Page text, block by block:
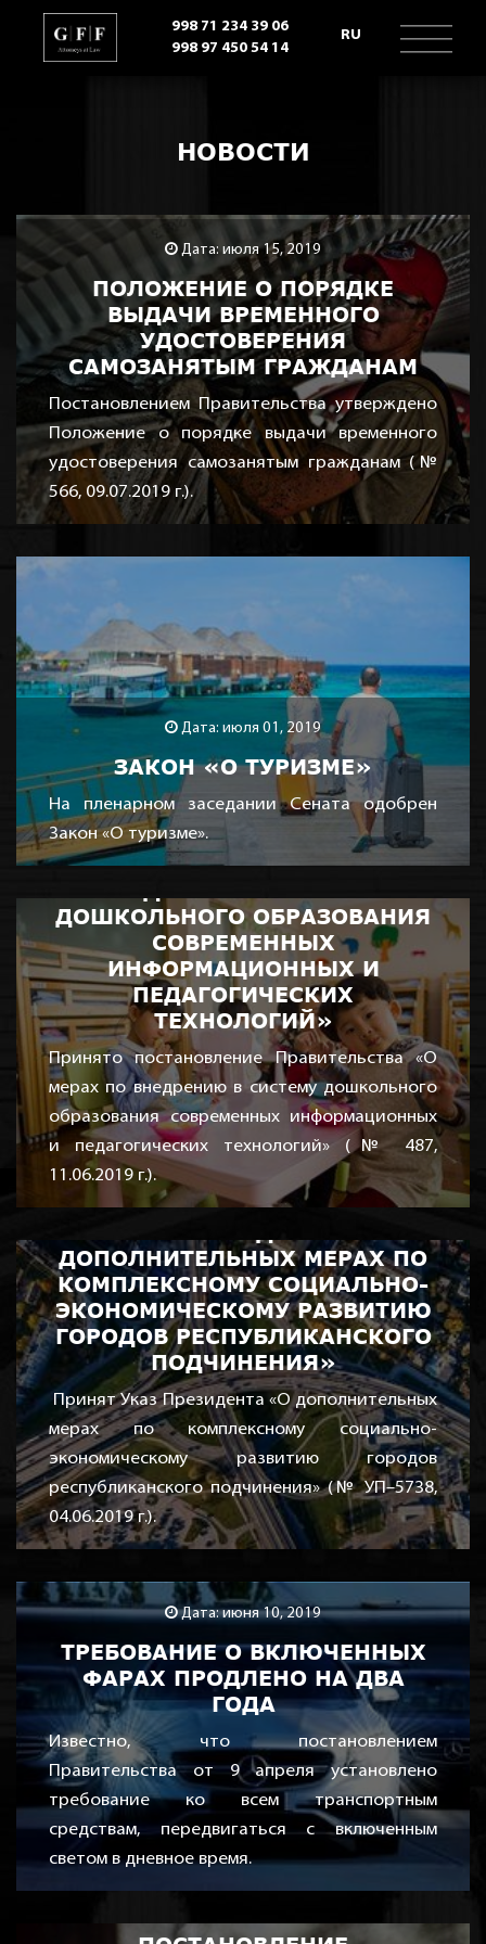
998 71 234 39 06
998 97 450 54 14
RU
НОВОСТИ
Дата: июля 15, 2019
ПОЛОЖЕНИЕ О ПОРЯДКЕ
ВЫДАЧИ ВРЕМЕННОГО
УДОСТОВЕРЕНИЯ
САМОЗАНЯТЫМ ГРАЖДАНАМ
Постановлением Правительства утверждено
Положение о порядке выдачи временного
удостоверения самозанятым гражданам (№
566, 09.07.2019 г.).
Дата: июля 01, 2019
ЗАКОН «О ТУРИЗМЕ»
На пленарном заседании Сената одобрен
Закон «О туризме».
Дата: июня 24, 2019
ПОСТАНОВЛЕНИЕ
ПРАВИТЕЛЬСТВА «О МЕРАХ ПО
ДОШКОЛЬНОГО ОБРАЗОВАНИЯ
СОВРЕМЕННЫХ
ИНФОРМАЦИОННЫХ И
ПЕДАГОГИЧЕСКИХ
ТЕХНОЛОГИЙ»
Принято постановление Правительства «О
мерах по внедрению в систему дошкольного
образования современных информационных
и педагогических технологий» (№ 487,
11.06.2019 г.).
Дата: июня 17, 2019
ДОПОЛНИТЕЛЬНЫХ МЕРАХ ПО
КОМПЛЕКСНОМУ СОЦИАЛЬНО-
ЭКОНОМИЧЕСКОМУ РАЗВИТИЮ
ГОРОДОВ РЕСПУБЛИКАНСКОГО
ПОДЧИНЕНИЯ»
Принят Указ Президента «О дополнительных
мерах по комплексному социально-
экономическому развитию городов
республиканского подчинения» (№ УП–5738,
04.06.2019 г.).
Дата: июня 10, 2019
ТРЕБОВАНИЕ О ВКЛЮЧЕННЫХ
ФАРАХ ПРОДЛЕНО НА ДВА
ГОДА
Известно, что постановлением
Правительства от 9 апреля установлено
требование ко всем транспортным
средствам, передвигаться с включенным
светом в дневное время.